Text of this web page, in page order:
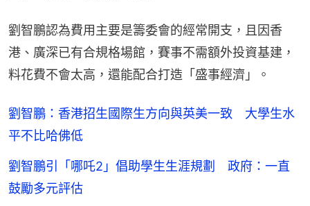
劉智鵬認為費用主要是籌委會的經常開支，且因香
港、廣深已有合規格場館，賽事不需額外投資基建，
料花費不會太高，還能配合打造「盛事經濟」。
劉智鵬：香港招生國際生方向與英美一致 大學生水
平不比哈佛低
劉智鵬引「哪吒2」倡助學生生涯規劃 政府：一直
鼓勵多元評估